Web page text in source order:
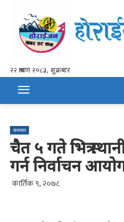
२२ श्रावण २०८३, शुक्रबार
समाचार
चैत ५ गते भित्र
गर्न निर्वाचन
कार्तिक ९, २०७८